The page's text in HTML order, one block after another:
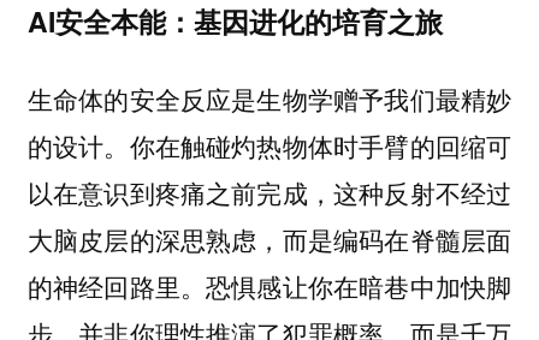
AI安全本能：基因进化的培育之旅
生命体的安全反应是生物学赠予我们最精妙
的设计。你在触碰灼热物体时手臂的回缩可
以在意识到疼痛之前完成，这种反射不经过
大脑皮层的深思熟虑，而是编码在脊髓层面
的神经回路里。恐惧感让你在暗巷中加快脚
步，并非你理性推演了犯罪概率，而是千万